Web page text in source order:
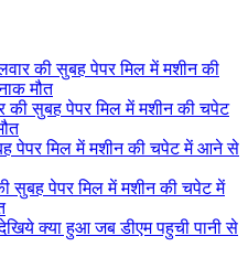
की सुबह पेपर मिल में मशीन की
मौत
की सुबह पेपर मिल में मशीन की चपेट
पेपर मिल में मशीन की चपेट में आने से
सुबह पेपर मिल में मशीन की चपेट में
क्या हुआ जब डीएम पहुची पानी से